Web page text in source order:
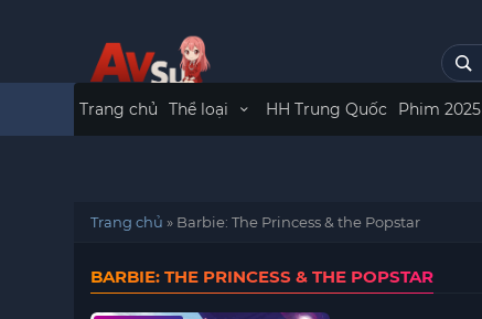
Trang chủ Thể loại HH Trung Quốc Phim 2025
Trang chủ » Barbie: The Princess & the Popstar
BARBIE: THE PRINCESS & THE POPSTAR